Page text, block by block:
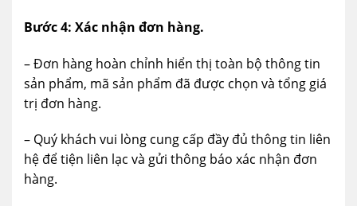
Bước 4: Xác nhận đơn hàng.
– Đơn hàng hoàn chỉnh hiển thị toàn bộ thông tin
sản phẩm, mã sản phẩm đã được chọn và tổng giá
trị đơn hàng.
– Quý khách vui lòng cung cấp đầy đủ thông tin liên
hệ để tiện liên lạc và gửi thông báo xác nhận đơn
hàng.